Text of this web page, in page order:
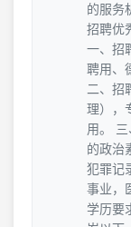
的服务
招聘优
一、招
聘用、
二、招
理），
用。
的政治
犯罪记
事业，
学历要